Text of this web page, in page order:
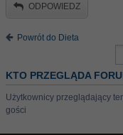
ODPOWIEDZ
Powrót do Dieta
KTO PRZEGLĄDA
Użytkownicy przeglądający
gości